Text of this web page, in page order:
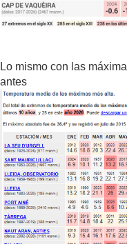
Lo mismo con las
antes